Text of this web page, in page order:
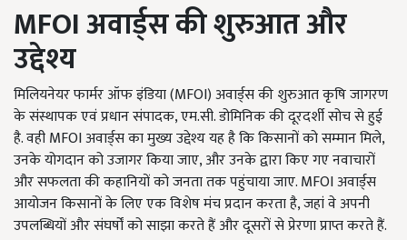
MFOIअवार्ड्स की शुरुआत और
उद्देश्य
मिलियनेयर फार्मर ऑफ इंडिया (MFOI) अवार्ड्स की शुरुआत कृषि जागरण
के संस्थापक एवं प्रधान संपादक, एम.सी. डोमिनिक की दूरदर्शी सोच से हुई
है. वही MFOI अवार्ड्स का मुख्य उद्देश्य यह है कि किसानों को सम्मान मिले,
उनके योगदान को उजागर किया जाए, और उनके द्वारा किए गए नवाचारों
और सफलता की कहानियों को जनता तक पहुंचाया जाए. MFOI अवार्ड्स
आयोजन किसानों के लिए एक विशेष मंच प्रदान करता है, जहां वे अपनी
उपलब्धियों और संघर्षों को साझा करते हैं और दूसरों से प्रेरणा प्राप्त करते हैं.